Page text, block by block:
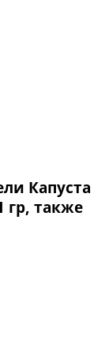
Капуста
гр, также